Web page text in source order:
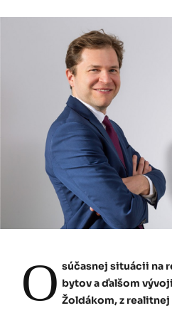
O súčasnej situácii na
bytov a ďalšom
Žoldákom, z realitnej